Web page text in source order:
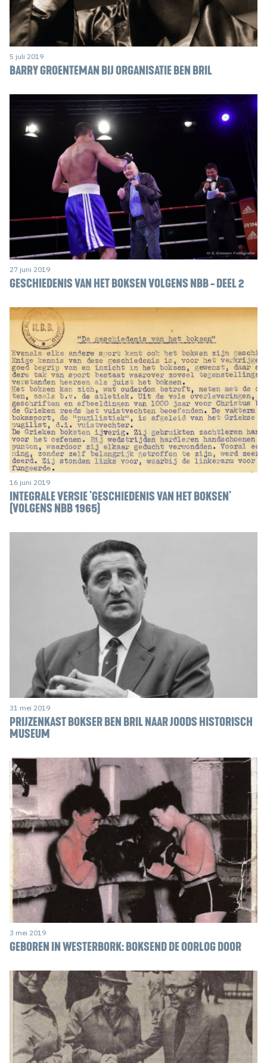
5 juli 2019
BARRY GROENTEMAN BIJ ORGANISATIE BEN BRIL
27 juni 2019
GESCHIEDENIS VAN HET BOKSEN VOLGENS NBB - DEEL 2
16 juni 2019
INTEGRALE VERSIE 'GESCHIEDENIS VAN HET BOKSEN'
(VOLGENS NBB 1965)
31 mei 2019
PRIJZENKAST BOKSER BEN BRIL NAAR JOODS HISTORISCH
MUSEUM
3 mei 2019
GEBOREN IN WESTERBORK: BOKSEND DE OORLOG DOOR